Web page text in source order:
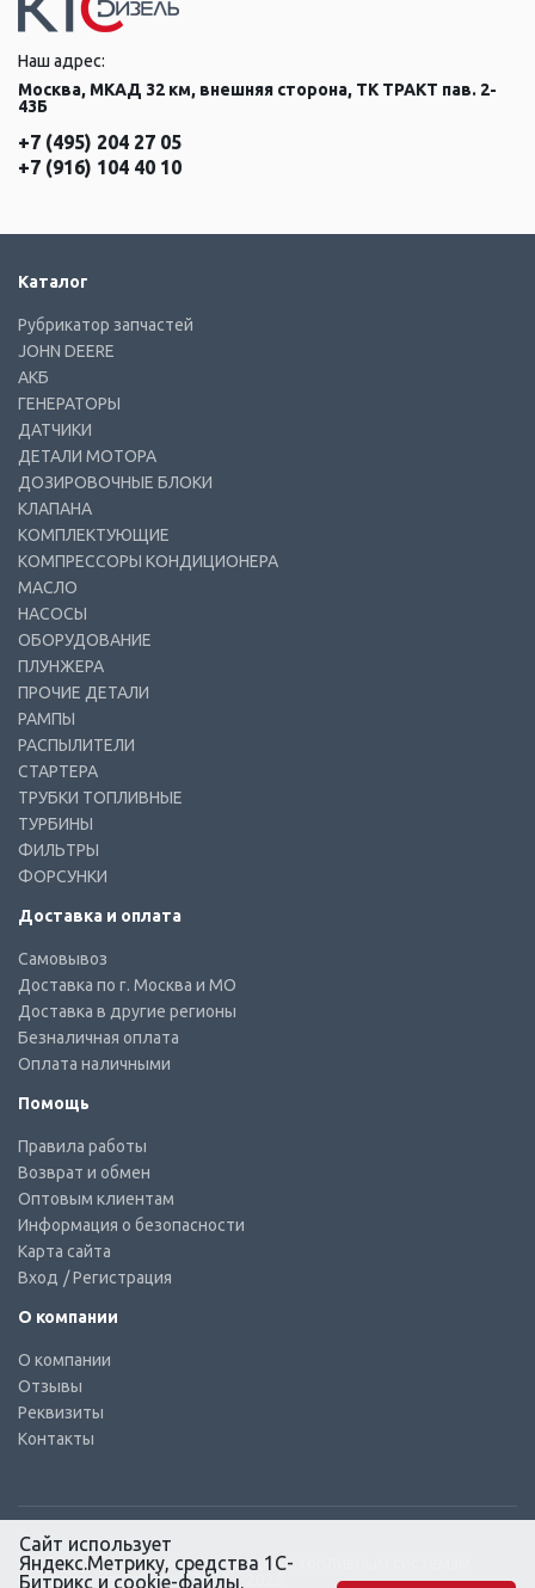
Наш адрес:
Москва, МКАД 32 км, внешняя сторона, ТК ТРАКТ пав. 2-
43Б
+7 (495) 204 27 05
+7 (916) 104 40 10
Каталог
Рубрикатор запчастей
JOHN DEERE
АКБ
ГЕНЕРАТОРЫ
ДАТЧИКИ
ДЕТАЛИ МОТОРА
ДОЗИРОВОЧНЫЕ БЛОКИ
КЛАПАНА
КОМПЛЕКТУЮЩИЕ
КОМПРЕССОРЫ КОНДИЦИОНЕРА
МАСЛО
НАСОСЫ
ОБОРУДОВАНИЕ
ПЛУНЖЕРА
ПРОЧИЕ ДЕТАЛИ
РАМПЫ
РАСПЫЛИТЕЛИ
СТАРТЕРА
ТРУБКИ ТОПЛИВНЫЕ
ТУРБИНЫ
ФИЛЬТРЫ
ФОРСУНКИ
Доставка и оплата
Самовывоз
Доставка по г. Москва и МО
Доставка в другие регионы
Безналичная оплата
Оплата наличными
Помощь
Правила работы
Возврат и обмен
Оптовым клиентам
Информация о безопасности
Карта сайта
Вход / Регистрация
О компании
О компании
Отзывы
Реквизиты
Контакты
© КТС-Дизель – Комплектующие к топливным системам
Все права защищены, 2003 – 2025
Сайт использует
Яндекс.Метрику, средства 1С-
Битрикс и cookie-файлы.